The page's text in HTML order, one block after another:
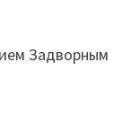
Задворным